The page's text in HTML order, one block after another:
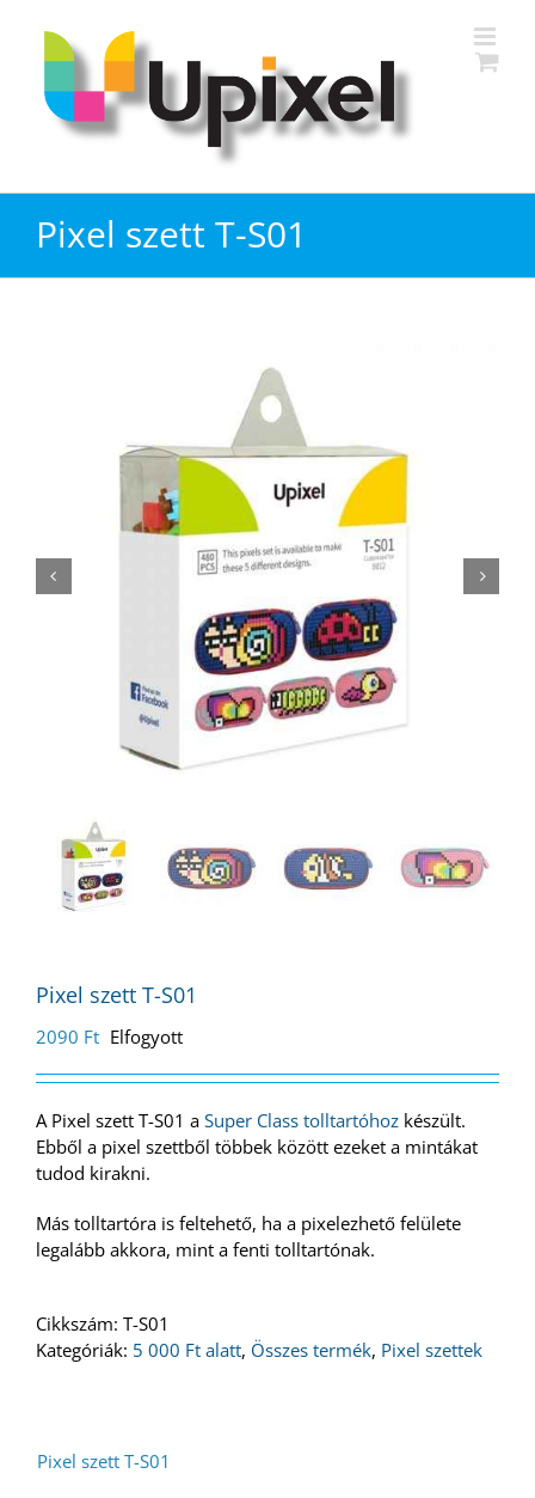
Pixel szett T-S01
 
Pixel szett T-S01
2090 Ft Elfogyott
A Pixel szett T-S01 a Super Class tolltartóhoz készült.
Ebből a pixel szettből többek között ezeket a mintákat
tudod kirakni.
Más tolltartóra is feltehető, ha a pixelezhető felülete
legalább akkora, mint a fenti tolltartónak.
Cikkszám: T-S01
Kategóriák: 5 000 Ft alatt, Összes termék, Pixel szettek
Pixel szett T-S01